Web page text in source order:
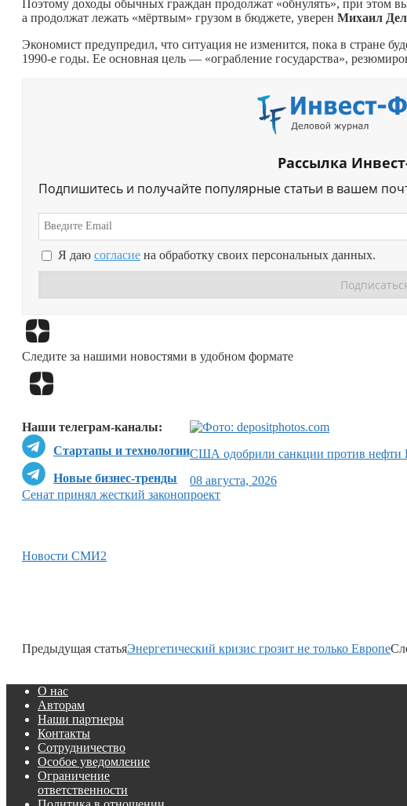
Поэтому доходы обычных граждан продолжат «обнулять», при этом
а продолжат лежать «мёртвым» грузом в бюджете, уверен Михаил
Экономист предупредил, что ситуация не изменится, пока в стране
1990-е годы. Ее основная цель — «ограбление государства»,
Рассылка
Подпишитесь и получайте популярные статьи в вашем
Я даю согласие на обработку своих персональных данных.
Следите за нашими новостями в удобном формате
Наши телеграм-каналы:
Стартапы и технологии
Новые бизнес-тренды
США одобрили санкции против нефти
08 августа, 2026
Сенат принял жесткий законопроект
Новости СМИ2
Предыдущая статьяЭнергетический кризис грозит не только Европе
О нас
Авторам
Наши партнеры
Контакты
Сотрудничество
Особое уведомление
Ограничение
ответственности